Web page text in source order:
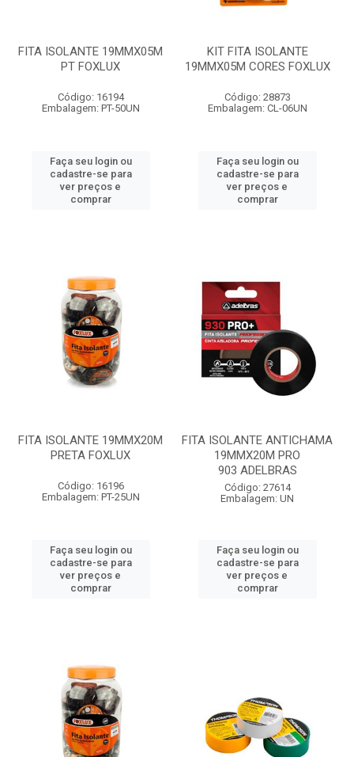
FITA ISOLANTE 19MMX05M
PT FOXLUX
Código: 16194
Embalagem: PT-50UN
Faça seu login ou
cadastre-se para
ver preços e
comprar
KIT FITA ISOLANTE
19MMX05M CORES FOXLUX
Código: 28873
Embalagem: CL-06UN
Faça seu login ou
cadastre-se para
ver preços e
comprar
FITA ISOLANTE 19MMX20M
PRETA FOXLUX
Código: 16196
Embalagem: PT-25UN
Faça seu login ou
cadastre-se para
ver preços e
comprar
FITA ISOLANTE ANTICHAMA
19MMX20M PRO
903 ADELBRAS
Código: 27614
Embalagem: UN
Faça seu login ou
cadastre-se para
ver preços e
comprar